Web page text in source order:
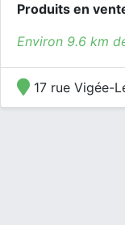
Produits en
Environ 9.6 km
17 rue Vigée-